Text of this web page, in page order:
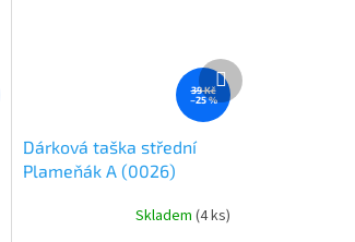
39 Kč
–25 %
Dárková taška střední
Plameňák A (0026)
Skladem (4 ks)
Další
produkt